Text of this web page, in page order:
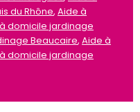
du Rhône, Aide à
domicile jardinage
Beaucaire, Aide à
domicile jardinage